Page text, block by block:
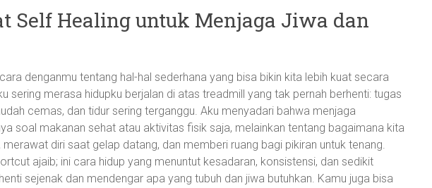
Self Healing untuk Menjaga Jiwa dan
denganmu tentang hal-hal sederhana yang bisa bikin kita lebih kuat secara
sering merasa hidupku berjalan di atas treadmill yang tak pernah berhenti: tugas
cemas, dan tidur sering terganggu. Aku menyadari bahwa menjaga
soal makanan sehat atau aktivitas fisik saja, melainkan tentang bagaimana kita
diri saat gelap datang, dan memberi ruang bagi pikiran untuk tenang.
ajaib; ini cara hidup yang menuntut kesadaran, konsistensi, dan sedikit
sejenak dan mendengar apa yang tubuh dan jiwa butuhkan. Kamu juga bisa